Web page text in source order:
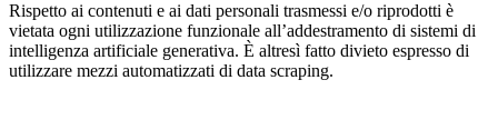
Rispetto ai contenuti e ai dati personali trasmessi e/o riprodotti è
vietata ogni utilizzazione funzionale all’addestramento di sistemi di
intelligenza artificiale generativa. È altresì fatto divieto espresso di
utilizzare mezzi automatizzati di data scraping.